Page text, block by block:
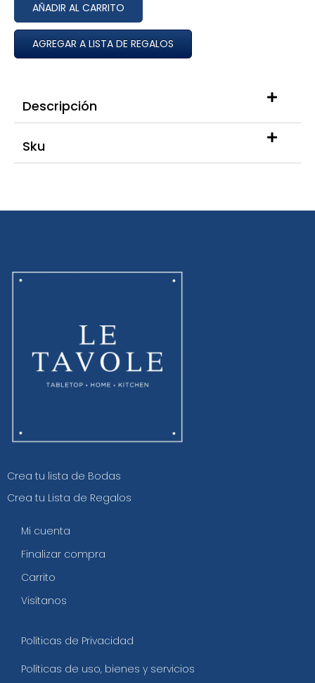
AÑADIR AL CARRITO
AGREGAR A LISTA DE REGALOS
Descripción
Sku
Crea tu lista de Bodas
Crea tu Lista de Regalos
Mi cuenta
Finalizar compra
Carrito
Visítanos
Políticas de Privacidad
Políticas de uso, bienes y servicios